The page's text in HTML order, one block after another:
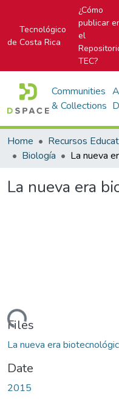
Tecnológico
de Costa Rica
¿Cómo
publicar
el
TEC?
Communities
& Collections
Home Recursos
Biología
La nueva
La nueva era
Files
La nueva era
Date
2015